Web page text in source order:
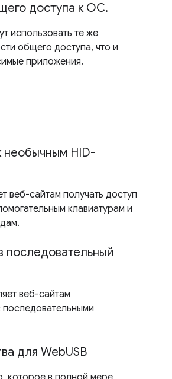
доступа к ОС.
использовать те же
общего доступа, что и
приложения.
необычным HID-
веб-сайтам получать доступ
клавиатурам и
последовательный
веб-сайтам
последовательными
для WebUSB